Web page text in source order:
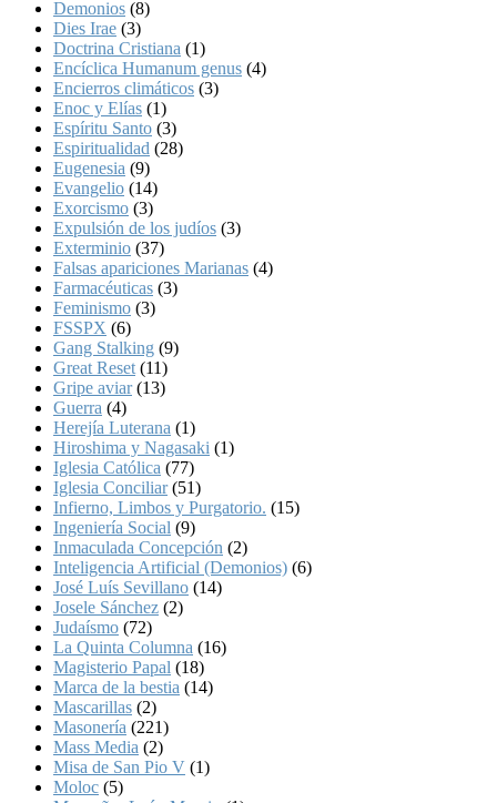
Demonios (8)
Dies Irae (3)
Doctrina Cristiana (1)
Encíclica Humanum genus (4)
Encierros climáticos (3)
Enoc y Elías (1)
Espíritu Santo (3)
Espiritualidad (28)
Eugenesia (9)
Evangelio (14)
Exorcismo (3)
Expulsión de los judíos (3)
Exterminio (37)
Falsas apariciones Marianas (4)
Farmacéuticas (3)
Feminismo (3)
FSSPX (6)
Gang Stalking (9)
Great Reset (11)
Gripe aviar(13)
Guerra (4)
Herejía Luterana (1)
Hiroshima y Nagasaki (1)
Iglesia Católica (77)
Iglesia Conciliar(51)
Infierno, Limbos y Purgatorio. (15)
Ingeniería Social (9)
Inmaculada Concepción (2)
Inteligencia Artificial (Demonios) (6)
José Luís Sevillano (14)
Josele Sánchez (2)
Judaísmo (72)
La Quinta Columna (16)
Magisterio Papal (18)
Marca de la bestia (14)
Mascarillas (2)
Masonería (221)
Mass Media (2)
Misa de San Pio V (1)
Moloc (5)